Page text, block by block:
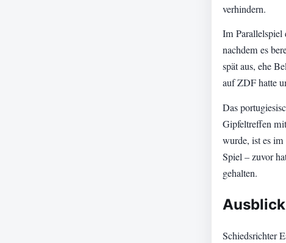
verhindern.
Im Parallelspiel
nachdem es
spät aus, ehe
auf ZDF hatte
Das
Gipfeltreffen
wurde, ist es
Spiel – zuvor
gehalten.
Schiedsrichter